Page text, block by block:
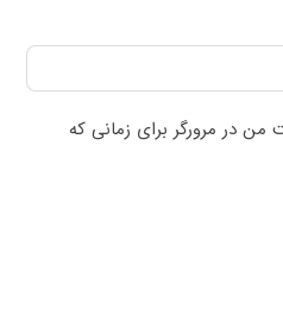
من در مرورگر برای زمانی که